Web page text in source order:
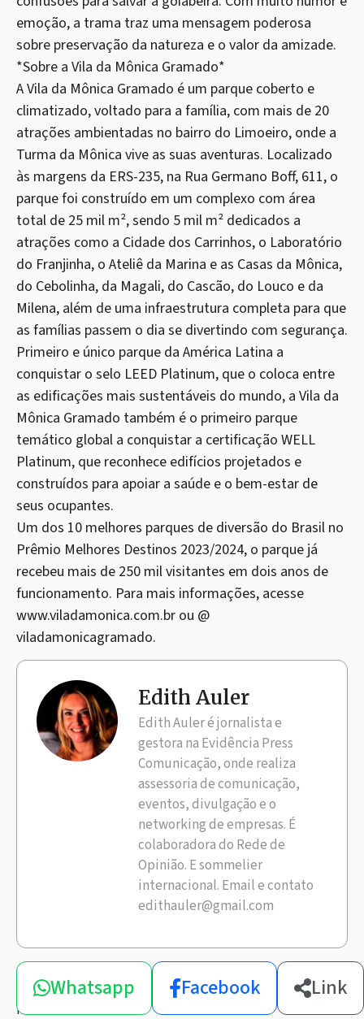
emoção, a trama traz uma mensagem poderosa
sobre preservação da natureza e o valor da amizade.
*Sobre a Vila da Mônica Gramado*
A Vila da Mônica Gramado é um parque coberto e
climatizado, voltado para a família, com mais de 20
atrações ambientadas no bairro do Limoeiro, onde a
Turma da Mônica vive as suas aventuras. Localizado
às margens da ERS-235, na Rua Germano Boff, 611, o
parque foi construído em um complexo com área
total de 25 mil m², sendo 5 mil m² dedicados a
atrações como a Cidade dos Carrinhos, o Laboratório
do Franjinha, o Ateliê da Marina e as Casas da Mônica,
do Cebolinha, da Magali, do Cascão, do Louco e da
Milena, além de uma infraestrutura completa para que
as famílias passem o dia se divertindo com segurança.
Primeiro e único parque da América Latina a
conquistar o selo LEED Platinum, que o coloca entre
as edificações mais sustentáveis do mundo, a Vila da
Mônica Gramado também é o primeiro parque
temático global a conquistar a certificação WELL
Platinum, que reconhece edifícios projetados e
construídos para apoiar a saúde e o bem-estar de
seus ocupantes.
Um dos 10 melhores parques de diversão do Brasil no
Prêmio Melhores Destinos 2023/2024, o parque já
recebeu mais de 250 mil visitantes em dois anos de
funcionamento. Para mais informações, acesse
www.viladamonica.com.br ou @
viladamonicagramado.
Edith Auler
Edith Auler é jornalista e
gestora na Evidência Press
Comunicação, onde realiza
assessoria de comunicação,
eventos, divulgação e o
networking de empresas. É
colaboradora do Rede de
Opinião. E sommelier
internacional. Email e contato
edithauler@gmail.com
Compartilhe
esta
notícia
Whatsapp Facebook Link